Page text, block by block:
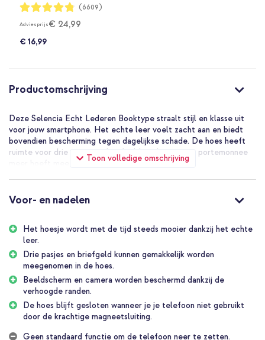
Waardering:
96%
(6609)
Adviesprijs€ 24,99
€ 16,99
Productomschrijving
Toon volledige omschrijving
Deze Selencia Echt Lederen Booktype straalt stijl en klasse uit
voor jouw smartphone. Het echte leer voelt zacht aan en biedt
bovendien bescherming tegen dagelijkse schade. De hoes heeft
ruimte voor drie pasjes en briefgeld, zodat je geen portemonnee
meer hoeft mee te nemen.
Het leer dat is gebruikt voor deze hoes is van hoge kwaliteit en is
case er steeds mooier uit.
Ruimte voor pasjes en briefgeld
Aan de binnenzijde van de case zijn 3 pashouders en een vak voor
briefgeld aangebracht. Op deze manier neem jij gemakkelijk je
belangrijkste pasjes en wat geld mee, zodat je je portemonnee
thuis kunt laten. Omdat het hoesje ook een krachtige
magneetsluiting heeft, blijven jouw pasjes veilig wanneer het
hoesje gesloten is.
Voor- en nadelen
Het hoesje wordt met de tijd steeds mooier dankzij het echte
leer.
Drie pasjes en briefgeld kunnen gemakkelijk worden
meegenomen in de hoes.
Beeldscherm en camera worden beschermd dankzij de
verhoogde randen.
De hoes blijft gesloten wanneer je je telefoon niet gebruikt
door de krachtige magneetsluiting.
Geen standaard functie om de telefoon neer te zetten.